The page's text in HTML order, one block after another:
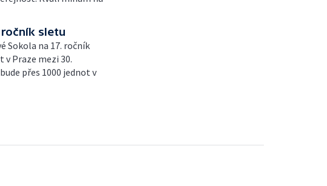
sletu
Sokola na 17. ročník
v Praze mezi 30.
přes 1000 jednot v